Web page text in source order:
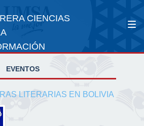
CIENCIAS
EVENTOS
LITERARIAS EN BOLIVIA